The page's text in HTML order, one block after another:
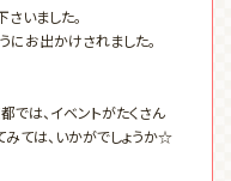
いました。
にお出かけされました。
は、イベントがたくさん
ては、いかがでしょうか☆